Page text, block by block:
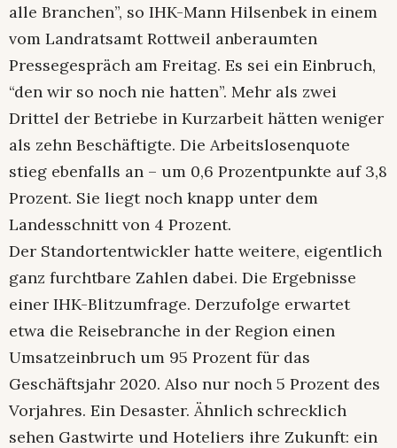
alle Branchen”, so IHK-Mann Hilsenbek in einem
vom Landratsamt Rottweil anberaumten
Pressegespräch am Freitag. Es sei ein Einbruch,
“den wir so noch nie hatten”. Mehr als zwei
Drittel der Betriebe in Kurzarbeit hätten weniger
als zehn Beschäftigte. Die Arbeitslosenquote
stieg ebenfalls an – um 0,6 Prozentpunkte auf 3,8
Prozent. Sie liegt noch knapp unter dem
Landesschnitt von 4 Prozent.
Der Standortentwickler hatte weitere, eigentlich
ganz furchtbare Zahlen dabei. Die Ergebnisse
einer IHK-Blitzumfrage. Derzufolge erwartet
etwa die Reisebranche in der Region einen
Umsatzeinbruch um 95 Prozent für das
Geschäftsjahr 2020. Also nur noch 5 Prozent des
Vorjahres. Ein Desaster. Ähnlich schrecklich
sehen Gastwirte und Hoteliers ihre Zukunft: ein